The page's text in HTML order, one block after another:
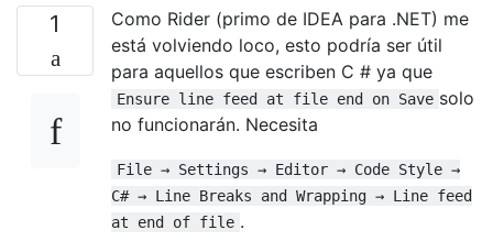
1
Como Rider (primo de IDEA para .NET) me
está volviendo loco, esto podría ser útil
para aquellos que escriben C # ya que
Ensure line feed at file end on Save solo
no funcionarán. Necesita
File → Settings → Editor → Code Style →
C# → Line Breaks and Wrapping → Line feed
at end of file .